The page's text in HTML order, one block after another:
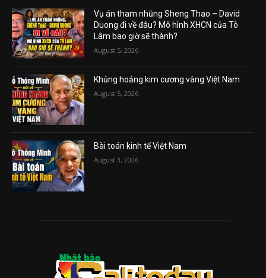
Vụ án tham nhũng Sheng Thao – David
Duong đi về đâu? Mô hình XHCN của Tô
Lâm bao giờ sẽ thành?
August 5, 2026
Khủng hoảng kim cương vàng Việt Nam
August 5, 2026
Bài toán kinh tế Việt Nam
August 3, 2026